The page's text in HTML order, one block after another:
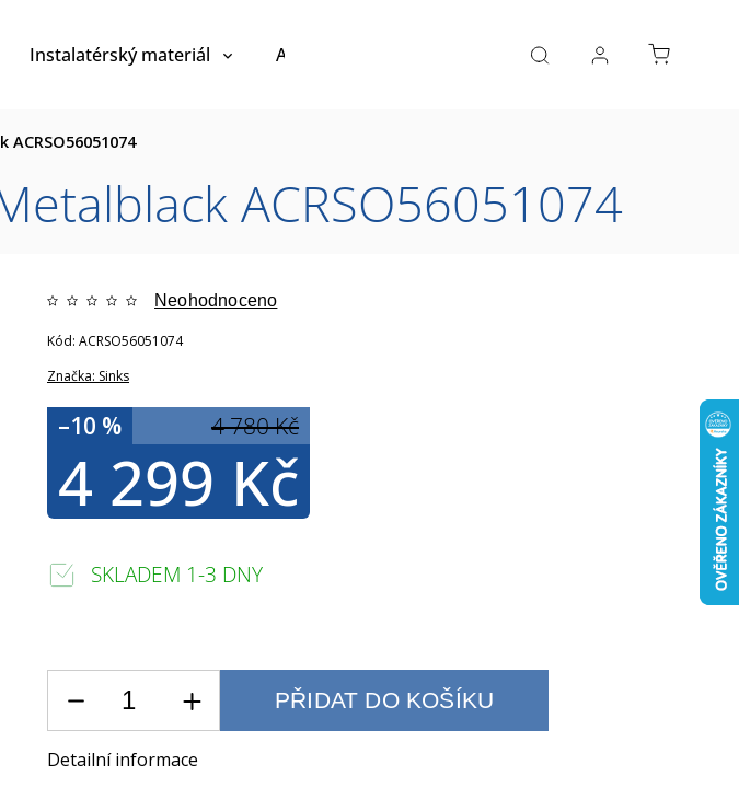
Instalatérský materiál Akce a výprodej Návrh koupelny Reference
ACRSO56051074
Značka: Sinks
Neohodnoceno
4 780 Kč
–10 %
4 299 Kč
Kód: ACRSO56051074
SKLADEM 1-3 DNY
PŘIDAT DO KOŠÍKU
Detailní informace